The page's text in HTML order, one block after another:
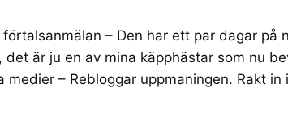
– Den har ett par dagar på
är ju en av mina käpphästar som nu
medier – Rebloggar uppmaningen. Rakt